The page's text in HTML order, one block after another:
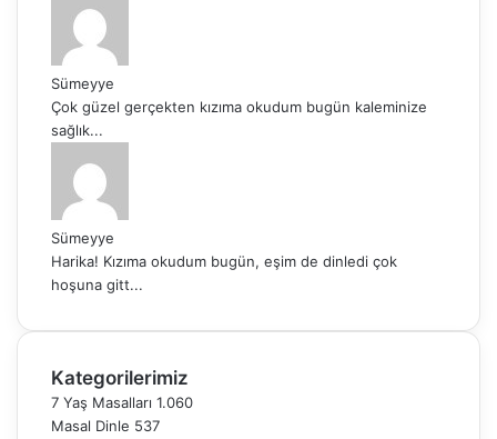
Sümeyye
Çok güzel gerçekten kızıma okudum bugün kaleminize
sağlık...
Sümeyye
Harika! Kızıma okudum bugün, eşim de dinledi çok
hoşuna gitt...
Kategorilerimiz
7 Yaş Masalları 1.060
Masal Dinle 537